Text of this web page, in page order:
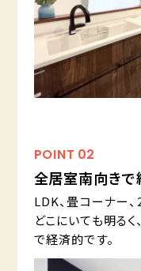
POINT 02
全居室南向き
LDK、畳コーナー
どこにいても明る
で経済的です。